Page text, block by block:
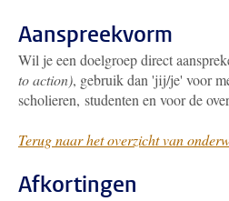
Aanspreekvorm
Wil je een doelgroep direct
to action), gebruik dan 'jij/je' voor
scholieren, studenten en voor de
Terug naar het overzicht van
Afkortingen